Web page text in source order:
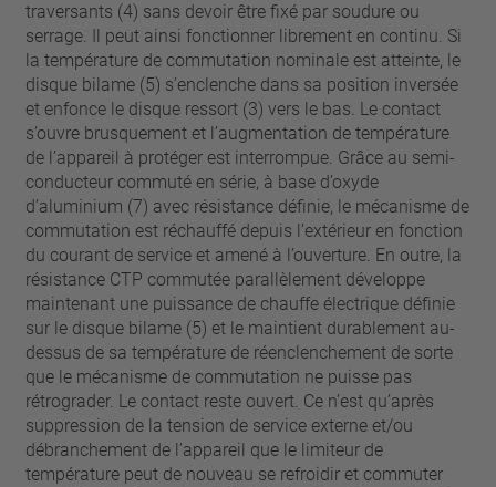
traversants (4) sans devoir être fixé par soudure ou
serrage. Il peut ainsi fonctionner librement en continu. Si
la température de commutation nominale est atteinte, le
disque bilame (5) s’enclenche dans sa position inversée
et enfonce le disque ressort (3) vers le bas. Le contact
s’ouvre brusquement et l’augmentation de température
de l’appareil à protéger est interrompue. Grâce au semi-
conducteur commuté en série, à base d’oxyde
d’aluminium (7) avec résistance définie, le mécanisme de
commutation est réchauffé depuis l’extérieur en fonction
du courant de service et amené à l’ouverture. En outre, la
résistance CTP commutée parallèlement développe
maintenant une puissance de chauffe électrique définie
sur le disque bilame (5) et le maintient durablement au-
dessus de sa température de réenclenchement de sorte
que le mécanisme de commutation ne puisse pas
rétrograder. Le contact reste ouvert. Ce n’est qu’après
suppression de la tension de service externe et/ou
débranchement de l’appareil que le limiteur de
température peut de nouveau se refroidir et commuter